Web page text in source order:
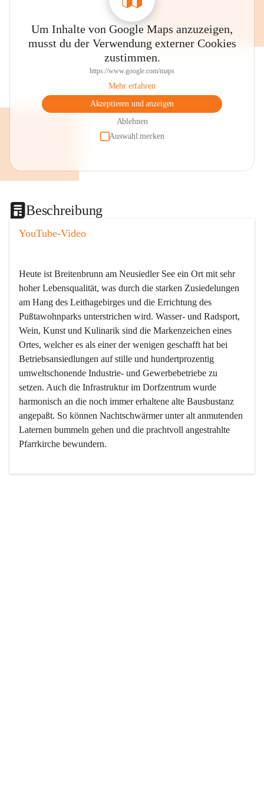
Um Inhalte von Google Maps anzuzeigen,
musst du der Verwendung externer Cookies
zustimmen.
https://www.google.com/maps
Mehr erfahren
Akzeptieren und anzeigen
Ablehnen
Auswahl merken
Beschreibung
YouTube-Video
Heute ist Breitenbrunn am Neusiedler See ein Ort mit sehr
hoher Lebensqualität, was durch die starken Zusiedelungen
am Hang des Leithagebirges und die Errichtung des
Pußtawohnparks unterstrichen wird. Wasser- und Radsport,
Wein, Kunst und Kulinarik sind die Markenzeichen eines
Ortes, welcher es als einer der wenigen geschafft hat bei
Betriebsansiedlungen auf stille und hundertprozentig
umweltschonende Industrie- und Gewerbebetriebe zu
setzen. Auch die Infrastruktur im Dorfzentrum wurde
harmonisch an die noch immer erhaltene alte Bausbustanz
angepaßt. So können Nachtschwärmer unter alt anmutenden
Laternen bummeln gehen und die prachtvoll angestrahlte
Pfarrkirche bewundern.
Der Weinbau dominert heute nicht mehr, ist aber integrativer